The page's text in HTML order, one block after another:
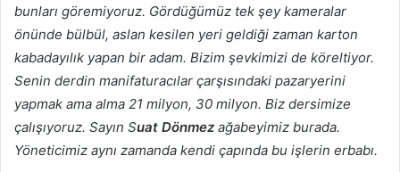
bunları göremiyoruz. Gördüğümüz tek şey kameralar
önünde bülbül, aslan kesilen yeri geldiği zaman karton
kabadayılık yapan bir adam. Bizim şevkimizi de köreltiyor.
Senin derdin manifaturacılar çarşısındaki pazaryerini
yapmak ama alma 21 milyon, 30 milyon. Biz dersimize
çalışıyoruz. Sayın Suat Dönmez ağabeyimiz burada.
Yöneticimiz aynı zamanda kendi çapında bu işlerin erbabı.